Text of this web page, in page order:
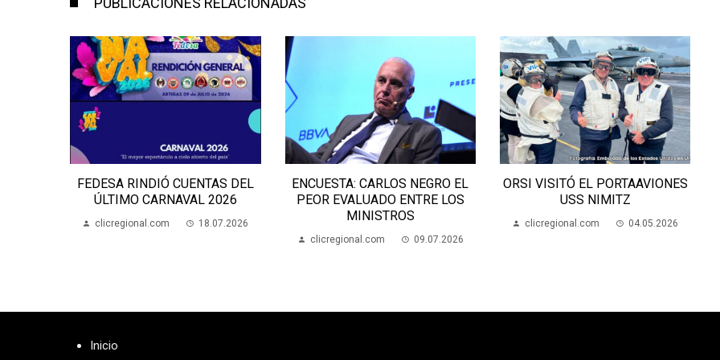
RINDIÓ CUENTAS DEL
CARNAVAL 2026
18.07.2026
ENCUESTA: CARLOS NEGRO EL
PEOR EVALUADO ENTRE LOS
09.07.2026
ORSI VISITÓ EL PORTAAVIONES
USS NIMITZ
clicregional.com 04.05.2026
FEDESA RINDIÓ
ÚLTIMO
clicregional.com
Inicio